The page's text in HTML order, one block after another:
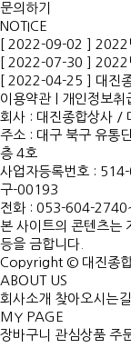
문의하기
NOTICE
[ 2022-09-02 ] 2022
[ 2022-07-30 ] 2022
[ 2022-04-25 ] 대진
이용약관| 개인정보취
회사 : 대진종합상사 /
주소 : 대구 북구 유통
층 4호
사업자등록번호 :
구-00193
전화 : 053-604-
본 사이트의 콘텐츠는
등을 금합니다.
Copyright © 대진종
ABOUT US
회사소개 찾아오시는길
MY PAGE
장바구니 관심상품 주